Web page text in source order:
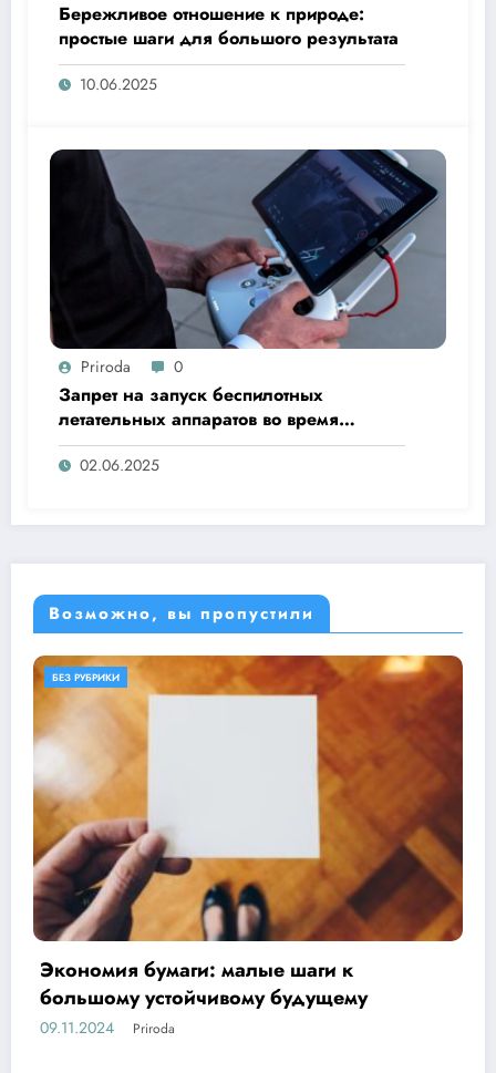
Бережливое отношение к природе:
простые шаги для большого результата
10.06.2025
Priroda 0
Запрет на запуск беспилотных
летательных аппаратов во время
«Ысыах Туймаады-2025»
02.06.2025
Возможно, вы пропустили
БЕЗ РУБРИКИ ОБЕРЕГАЕМ ПРИРОДУ
Основы бережливого отношения
17.10.2024 Priroda